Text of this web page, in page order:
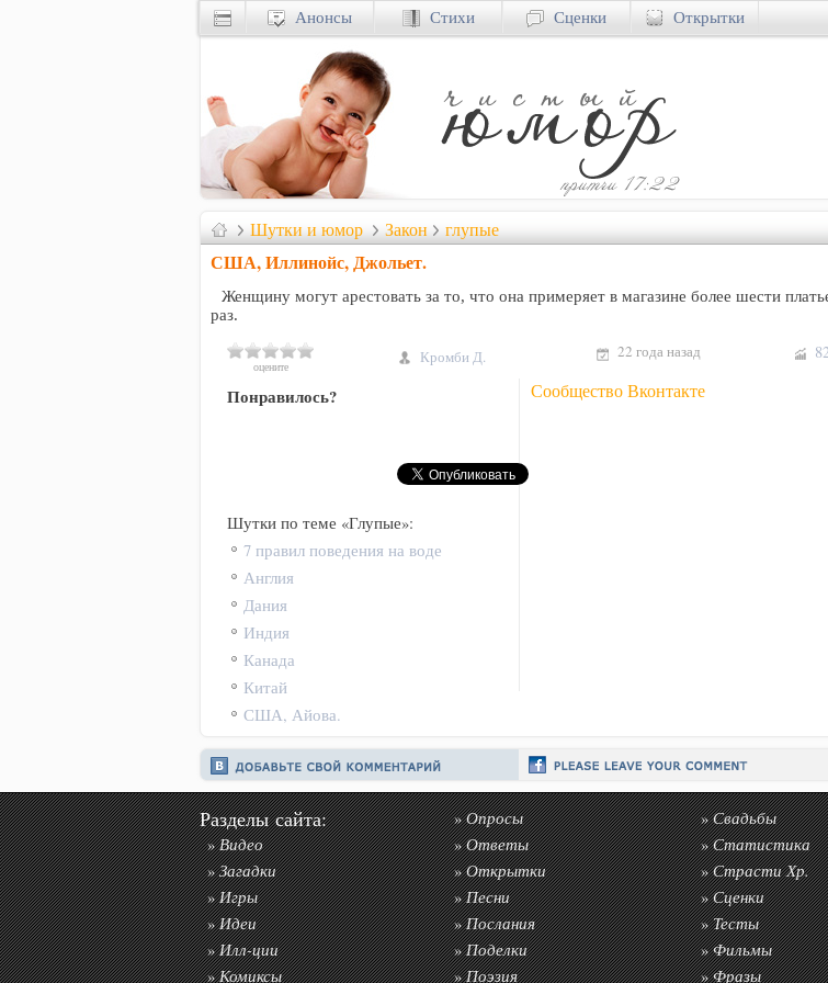
Шутки и юмор Закон глупые
США, Иллинойс, Джольет.
Женщину могут арестовать за то, что она примеряет в магазине более шести
раз.
оцените Кромби Д. 22 года назад
Сообщество Вконтакте
Понравилось?
Шутки по теме «Глупые»:
7 правил поведения на воде
Англия
Дания
Индия
Канада
Китай
США, Айова.
Анонсы Стихи Сценки Открытки
Разделы сайта:
»Видео
»Загадки
»Игры
»Идеи
»Илл-ции
»Комиксы
»Опросы
»Ответы
»Открытки
»Песни
»Послания
»Поделки
»Поэзия
»Свадьбы
»Статистика
»Страсти Хр.
»Сценки
»Тесты
»Фильмы
»Фразы